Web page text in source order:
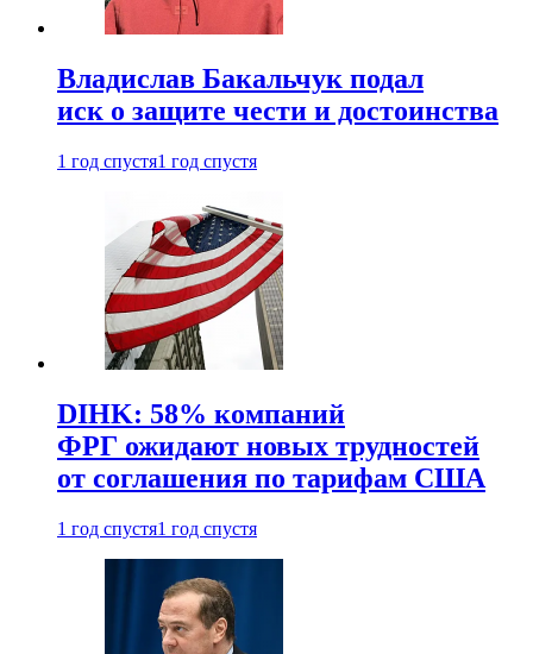
Владислав Бакальчук подал
иск о защите чести и достоинства
1 год спустя1 год спустя
DIHK: 58% компаний
ФРГ ожидают новых трудностей
от соглашения по тарифам США
1 год спустя1 год спустя